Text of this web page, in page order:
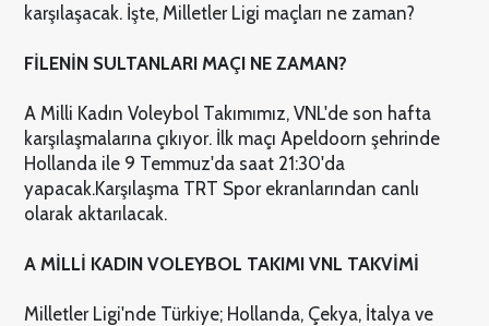
karşılaşacak. İşte, Milletler Ligi maçları ne zaman?
FİLENİN SULTANLARI MAÇI NE ZAMAN?
A Milli Kadın Voleybol Takımımız, VNL'de son hafta
karşılaşmalarına çıkıyor. İlk maçı Apeldoorn şehrinde
Hollanda ile 9 Temmuz'da saat 21:30'da
yapacak.Karşılaşma TRT Spor ekranlarından canlı
olarak aktarılacak.
A MİLLİ KADIN VOLEYBOL TAKIMI VNL TAKVİMİ
Milletler Ligi'nde Türkiye; Hollanda, Çekya, İtalya ve